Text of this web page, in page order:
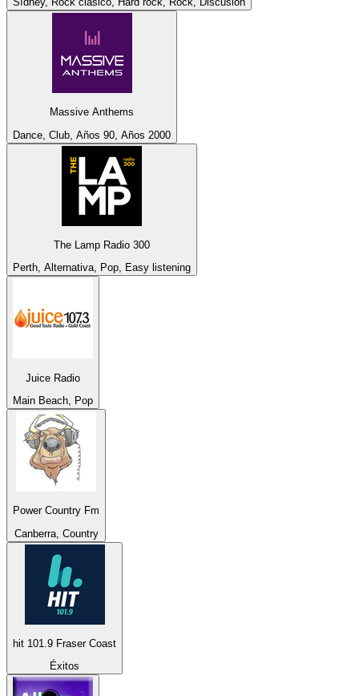
Massive Anthems
Dance, Club, Años 90, Años 2000
The Lamp Radio 300
Perth, Alternativa, Pop, Easy listening
Juice Radio
Main Beach, Pop
Power Country Fm
Canberra, Country
hit 101.9 Fraser Coast
Éxitos